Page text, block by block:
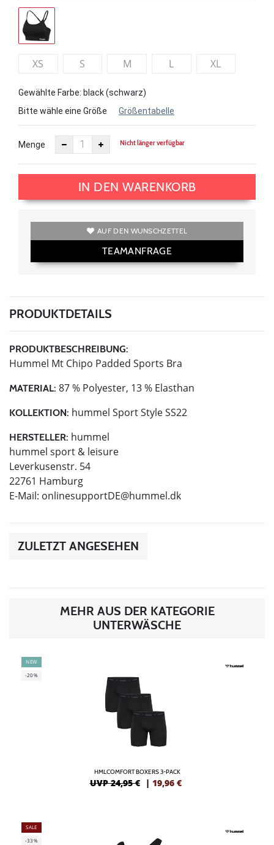
XS S M L XL
Gewählte Farbe: black (schwarz)
Bitte wähle eine Größe
Größentabelle
Menge Nicht länger verfügbar
IN DEN WARENKORB
AUF DEN WUNSCHZETTEL
TEAMANFRAGE
PRODUKTDETAILS
PRODUKTBESCHREIBUNG:
Hummel Mt Chipo Padded Sports Bra
MATERIAL: 87 % Polyester, 13 % Elasthan
KOLLEKTION: hummel Sport Style SS22
HERSTELLER: hummel
hummel sport & leisure
Leverkusenstr. 54
22761 Hamburg
E-Mail: onlinesupportDE@hummel.dk
ZULETZT ANGESEHEN
MEHR AUS DER KATEGORIE
UNTERWÄSCHE
NEW
-20%
HMLCOMFORT BOXERS 3-PACK
UVP 24,95 € | 19,96 €
SALE
-33%